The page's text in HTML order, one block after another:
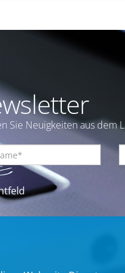
Sie Neuigkeiten aus dem